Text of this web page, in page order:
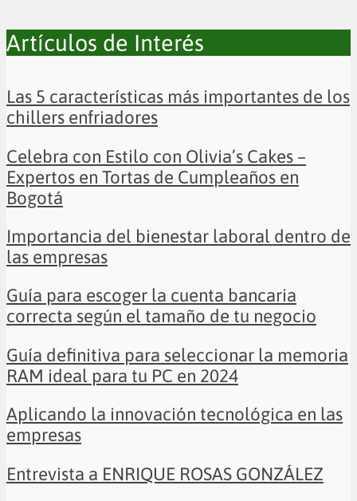
Artículos de Interés
Las 5 características más importantes de los
chillers enfriadores
Celebra con Estilo con Olivia’s Cakes –
Expertos en Tortas de Cumpleaños en
Bogotá
Importancia del bienestar laboral dentro de
las empresas
Guía para escoger la cuenta bancaria
correcta según el tamaño de tu negocio
Guía definitiva para seleccionar la memoria
RAM ideal para tu PC en 2024
Aplicando la innovación tecnológica en las
empresas
Entrevista a ENRIQUE ROSAS GONZÁLEZ